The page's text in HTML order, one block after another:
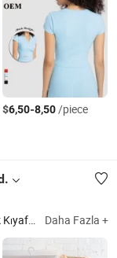
$6,50-8,50/piece
Tulumları Daha Fazla +